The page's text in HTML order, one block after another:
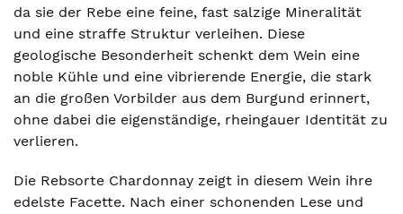
da sie der Rebe eine feine, fast salzige Mineralität
und eine straffe Struktur verleihen. Diese
geologische Besonderheit schenkt dem Wein eine
noble Kühle und eine vibrierende Energie, die stark
an die großen Vorbilder aus dem Burgund erinnert,
ohne dabei die eigenständige, rheingauer Identität zu
verlieren.
Die Rebsorte Chardonnay zeigt in diesem Wein ihre
edelste Facette. Nach einer schonenden Lese und